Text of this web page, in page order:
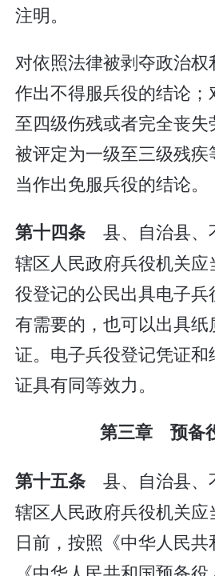
注明。
对依照法律被剥夺政治权
作出不得服兵役的结论
至四级伤残或者完全丧
被评定为一级至三级残
当作出免服兵役的结论。
第十四条县、自治县
辖区人民政府兵役机关
役登记的公民出具电子
有需要的，也可以出具
证。电子兵役登记凭证
证具有同等效力。
第三章 预备
第十五条县、自治县
辖区人民政府兵役机关应
日前，按照《中华人民共